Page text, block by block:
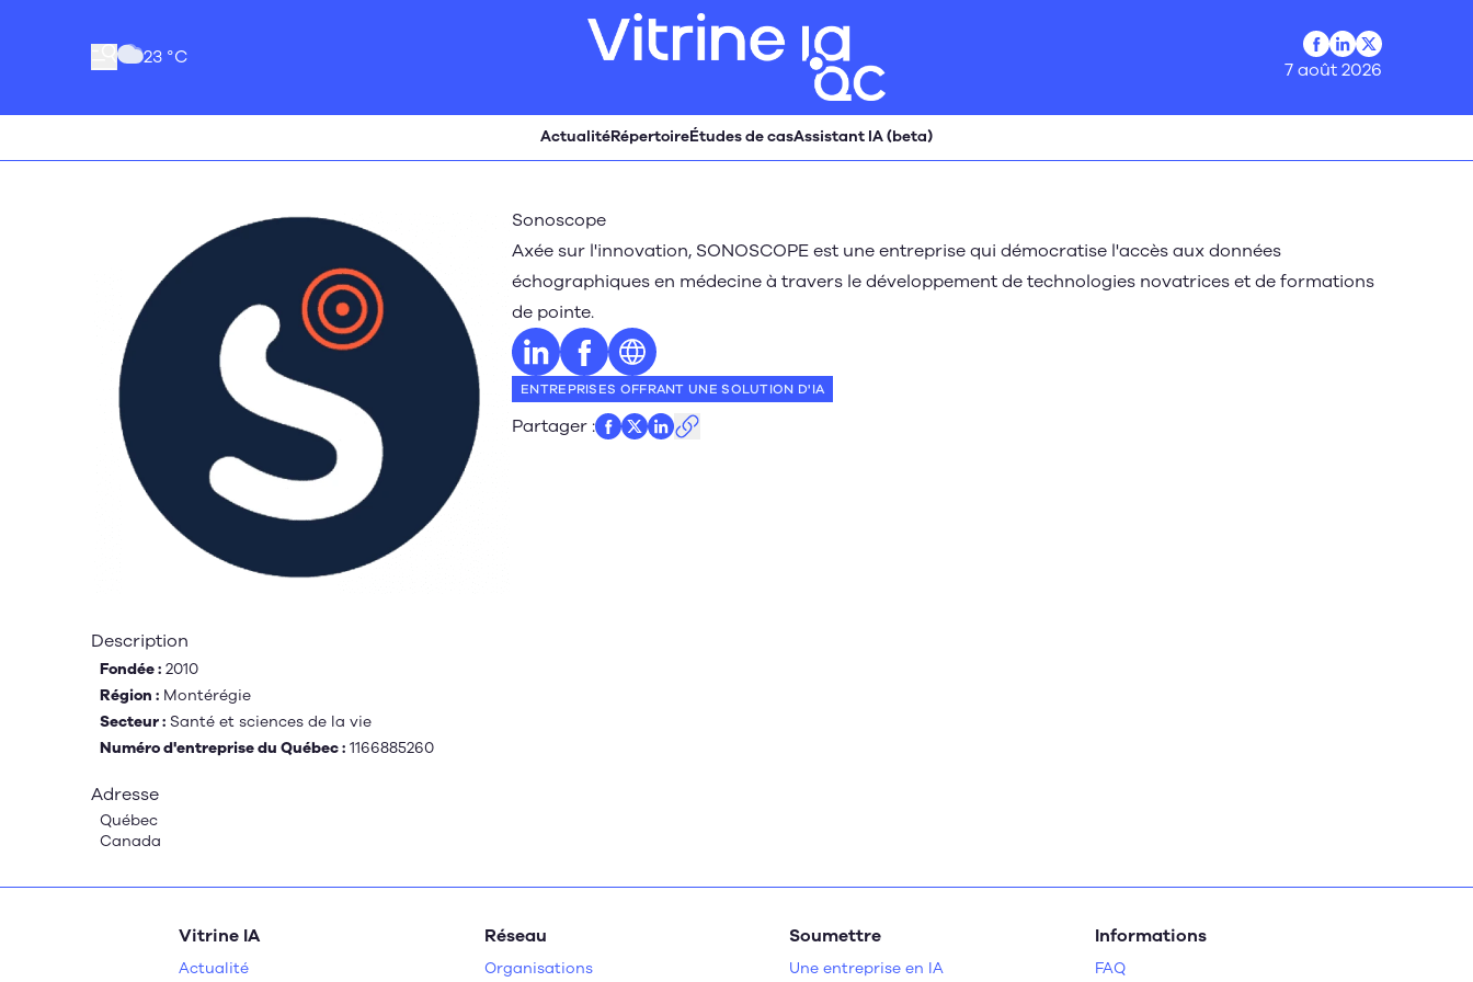
23 °C
Profil Facebook
Profil LinkedIn
Profil Twitter
7 août 2026
ActualitéRépertoireÉtudes de casAssistant IA (beta)
Sonoscope
Axée sur l'innovation, SONOSCOPE est une entreprise qui démocratise l'accès aux données
échographiques en médecine à travers le développement de technologies novatrices et de formations
de pointe.
Profil LinkedIn
Profil Facebook
Site web
ENTREPRISES OFFRANT UNE SOLUTION D'IA
Partager :
Description
Fondée : 2010
Région : Montérégie
Secteur : Santé et sciences de la vie
Numéro d'entreprise du Québec : 1166885260
Adresse
Québec
Canada
Vitrine IA
Actualité
Réseau
Organisations
Soumettre
Une entreprise en IA
Informations
FAQ